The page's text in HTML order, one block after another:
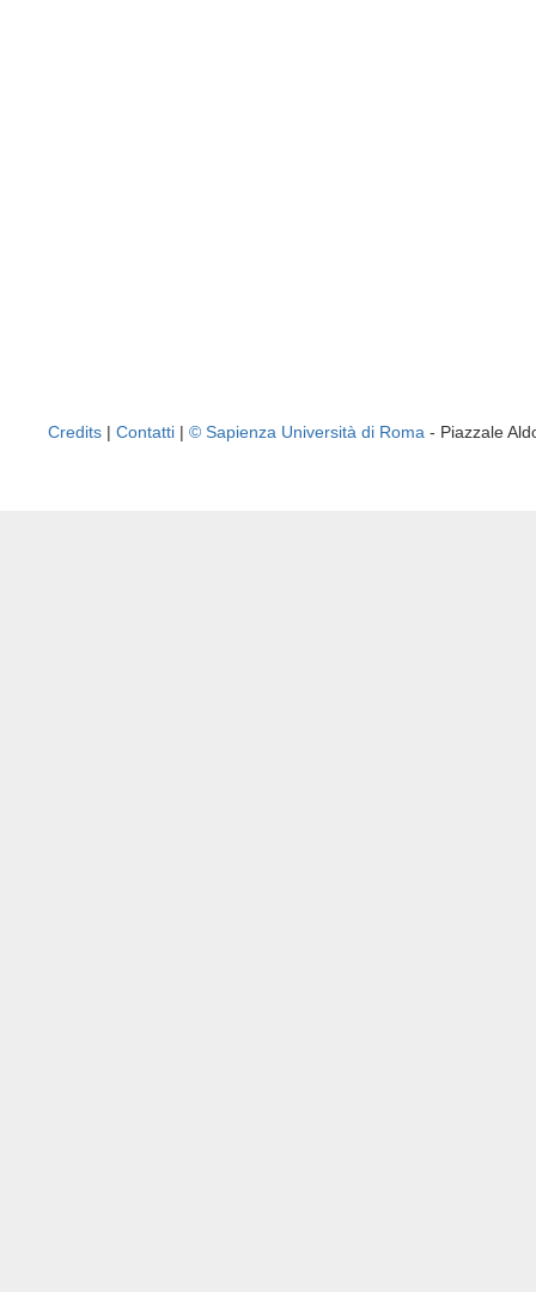
Credits | Contatti | © Sapienza Università di Roma - Piazzale